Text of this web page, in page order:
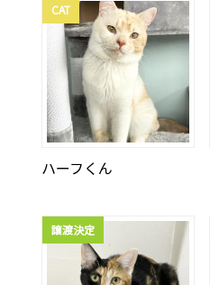
CAT
ハーフくん
譲渡決定